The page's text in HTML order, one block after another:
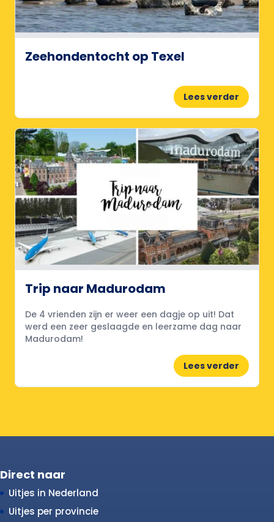
Zeehondentocht op Texel
Lees verder
Trip naar Madurodam
De 4 vrienden zijn er weer een dagje op uit! Dat
werd een zeer geslaagde en leerzame dag naar
Madurodam!
Lees verder
Direct naar
Uitjes in Nederland
Uitjes per provincie